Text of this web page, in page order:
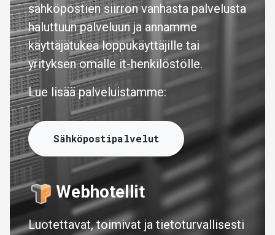
sähköpostien siirron vanhasta palvelusta
haluttuun palveluun ja annamme
käyttäjätukea loppukäyttäjille tai
yrityksen omalle it-henkilöstölle.
Lue lisää palveluistamme:
Sähköpostipalvelut
Webhotellit
Luotettavat, toimivat ja tietoturvallisesti